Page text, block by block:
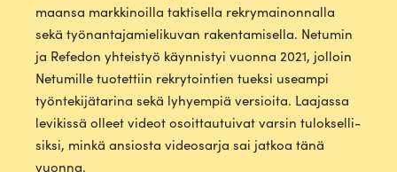
maansa mark­ki­noilla tak­ti­sella rek­ry­mai­non­nalla
sekä työ­nan­ta­ja­mie­li­kuvan raken­ta­mi­sella. Netumin
ja Refedon yhteistyö käyn­nistyi vuonna 2021, jolloin
Netu­mille tuo­tettiin rek­ry­tointien tueksi useampi
työn­te­ki­jä­tarina sekä lyhyempiä ver­sioita. Laa­jassa
levi­kissä olleet videot osoit­tau­tuivat varsin tulok­sel­li­
siksi, minkä ansiosta video­sarja sai jatkoa tänä
vuonna.